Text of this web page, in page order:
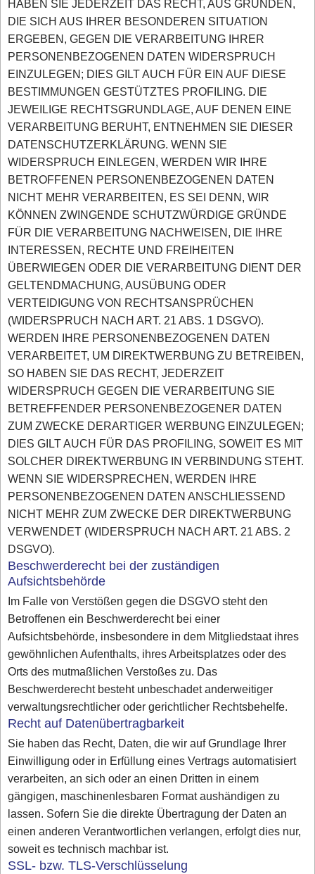
HABEN SIE JEDERZEIT DAS RECHT, AUS GRÜNDEN,
DIE SICH AUS IHRER BESONDEREN SITUATION
ERGEBEN, GEGEN DIE VERARBEITUNG IHRER
PERSONENBEZOGENEN DATEN WIDERSPRUCH
EINZULEGEN; DIES GILT AUCH FÜR EIN AUF DIESE
BESTIMMUNGEN GESTÜTZTES PROFILING. DIE
JEWEILIGE RECHTSGRUNDLAGE, AUF DENEN EINE
VERARBEITUNG BERUHT, ENTNEHMEN SIE DIESER
DATENSCHUTZERKLÄRUNG. WENN SIE
WIDERSPRUCH EINLEGEN, WERDEN WIR IHRE
BETROFFENEN PERSONENBEZOGENEN DATEN
NICHT MEHR VERARBEITEN, ES SEI DENN, WIR
KÖNNEN ZWINGENDE SCHUTZWÜRDIGE GRÜNDE
FÜR DIE VERARBEITUNG NACHWEISEN, DIE IHRE
INTERESSEN, RECHTE UND FREIHEITEN
ÜBERWIEGEN ODER DIE VERARBEITUNG DIENT DER
GELTENDMACHUNG, AUSÜBUNG ODER
VERTEIDIGUNG VON RECHTSANSPRÜCHEN
(WIDERSPRUCH NACH ART. 21 ABS. 1 DSGVO).
WERDEN IHRE PERSONENBEZOGENEN DATEN
VERARBEITET, UM DIREKTWERBUNG ZU BETREIBEN,
SO HABEN SIE DAS RECHT, JEDERZEIT
WIDERSPRUCH GEGEN DIE VERARBEITUNG SIE
BETREFFENDER PERSONENBEZOGENER DATEN
ZUM ZWECKE DERARTIGER WERBUNG EINZULEGEN;
DIES GILT AUCH FÜR DAS PROFILING, SOWEIT ES MIT
SOLCHER DIREKTWERBUNG IN VERBINDUNG STEHT.
WENN SIE WIDERSPRECHEN, WERDEN IHRE
PERSONENBEZOGENEN DATEN ANSCHLIESSEND
NICHT MEHR ZUM ZWECKE DER DIREKTWERBUNG
VERWENDET (WIDERSPRUCH NACH ART. 21 ABS. 2
DSGVO).
Beschwerderecht bei der zuständigen
Aufsichtsbehörde
Im Falle von Verstößen gegen die DSGVO steht den
Betroffenen ein Beschwerderecht bei einer
Aufsichtsbehörde, insbesondere in dem Mitgliedstaat ihres
gewöhnlichen Aufenthalts, ihres Arbeitsplatzes oder des
Orts des mutmaßlichen Verstoßes zu. Das
Beschwerderecht besteht unbeschadet anderweitiger
verwaltungsrechtlicher oder gerichtlicher Rechtsbehelfe.
Recht auf Datenübertragbarkeit
Sie haben das Recht, Daten, die wir auf Grundlage Ihrer
Einwilligung oder in Erfüllung eines Vertrags automatisiert
verarbeiten, an sich oder an einen Dritten in einem
gängigen, maschinenlesbaren Format aushändigen zu
lassen. Sofern Sie die direkte Übertragung der Daten an
einen anderen Verantwortlichen verlangen, erfolgt dies nur,
soweit es technisch machbar ist.
SSL- bzw. TLS-Verschlüsselung